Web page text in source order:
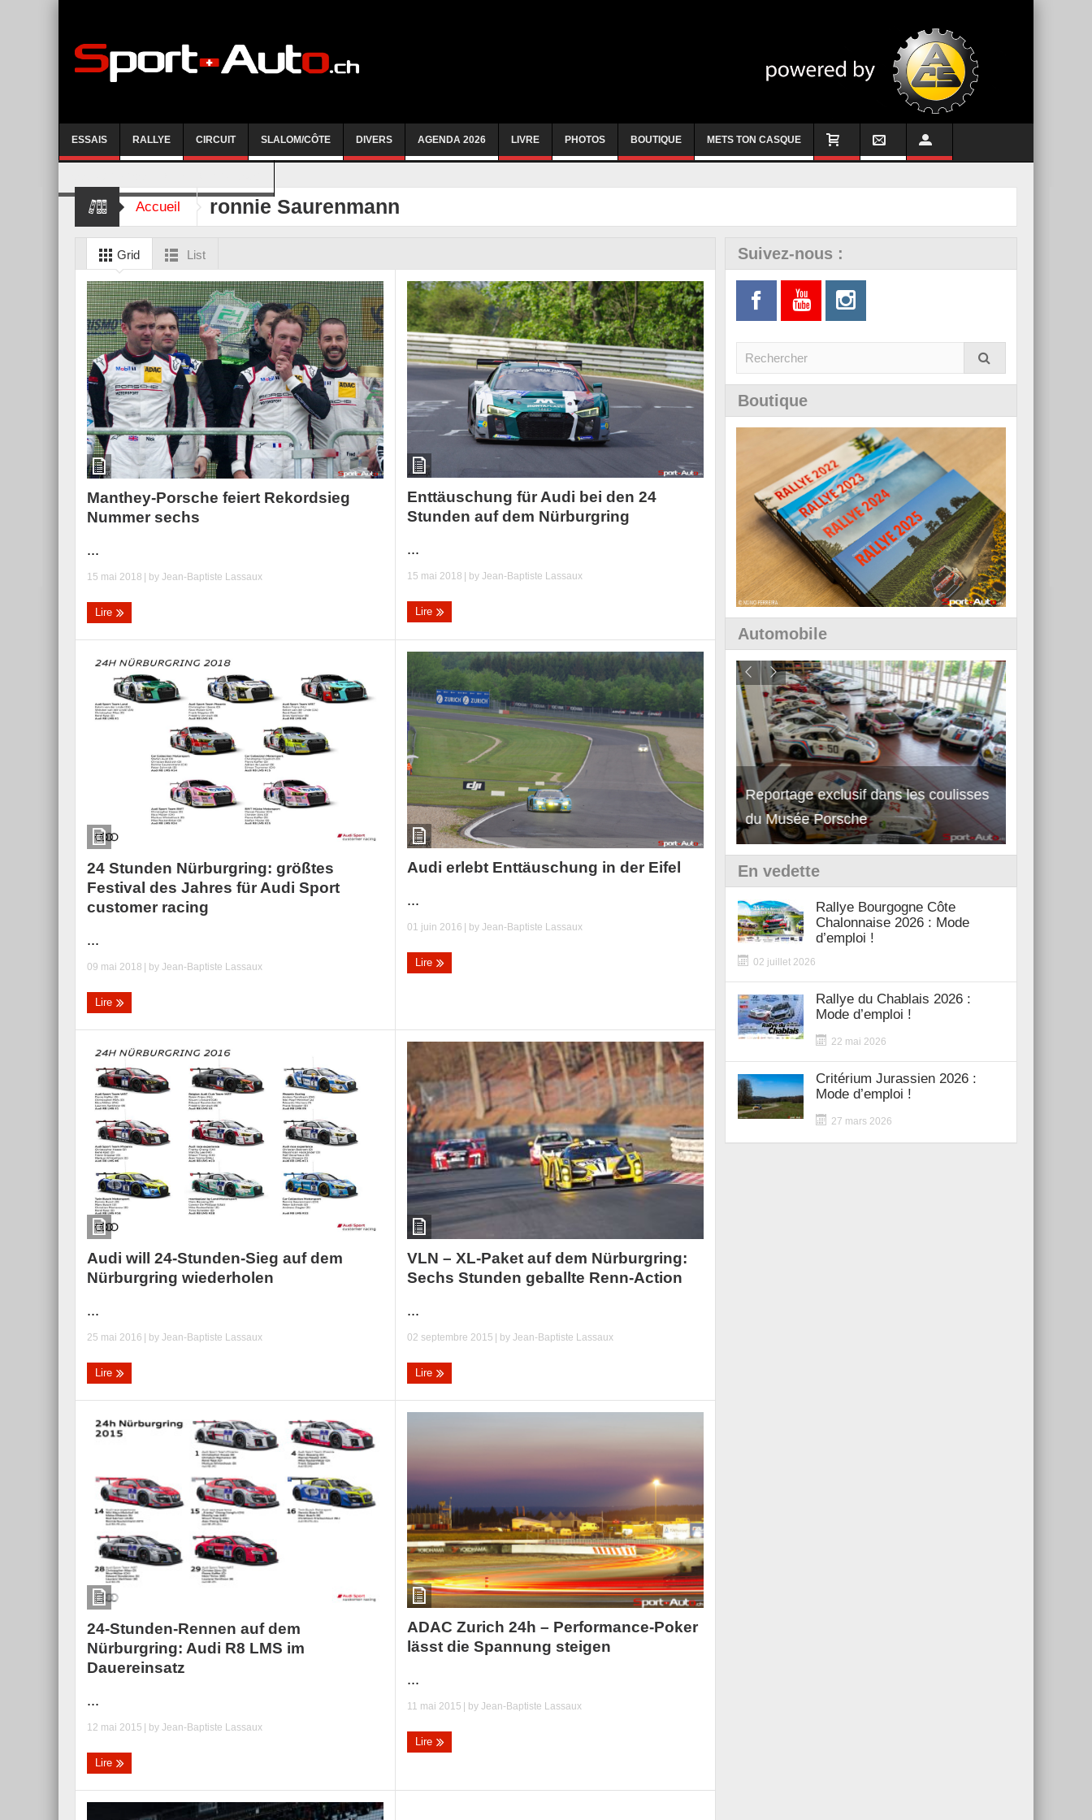
ESSAIS RALLYE CIRCUIT SLALOM/CÔTE DIVERS AGENDA 2026 LIVRE PHOTOS BOUTIQUE METS TON CASQUE
Accueil ronnie Saurenmann
Grid List
Manthey-Porsche feiert Rekordsieg
Nummer sechs
...
15 mai 2018 | by Jean-Baptiste Lassaux
Lire
Enttäuschung für Audi bei den 24
Stunden auf dem Nürburgring
...
15 mai 2018 | byJean-Baptiste Lassaux
Lire
24 Stunden Nürburgring: größtes
Festival des Jahres für Audi Sport
customer racing
...
09 mai 2018 | by Jean-Baptiste Lassaux
Lire
Audi erlebt Enttäuschung in der Eifel
...
01 juin 2016 | byJean-Baptiste Lassaux
Lire
Audi will 24-Stunden-Sieg auf dem
Nürburgring wiederholen
...
25 mai 2016 | by Jean-Baptiste Lassaux
Lire
VLN – XL-Paket auf dem Nürburgring:
Sechs Stunden geballte Renn-Action
...
02 septembre 2015 | byJean-Baptiste Lassaux
Lire
24-Stunden-Rennen auf dem
Nürburgring: Audi R8 LMS im
Dauereinsatz
...
12 mai 2015 | by Jean-Baptiste Lassaux
Lire
ADAC Zurich 24h – Performance-Poker
lässt die Spannung steigen
...
11 mai 2015 | byJean-Baptiste Lassaux
Lire
Suivez-nous :
Boutique
Automobile
Essai – Morgan Supersport
Reportage exclusif dans les coulisses
du Musée Porsche
En vedette
Rallye Bourgogne Côte
Chalonnaise 2026 : Mode
d’emploi !
02 juillet 2026
Rallye du Chablais 2026 :
Mode d’emploi !
22 mai 2026
Critérium Jurassien 2026 :
Mode d’emploi !
27 mars 2026